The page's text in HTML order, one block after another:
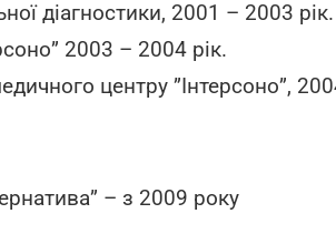
діагностики, 2001 – 2003 рік.
2003 – 2004 рік.
центру ”Інтерсоно”,
– з 2009 року